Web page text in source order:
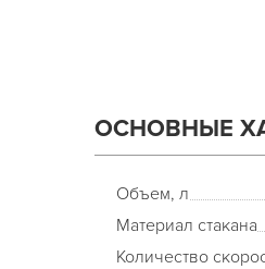
ОСНОВНЫЕ
Объем, л
Материал стакана
Количество